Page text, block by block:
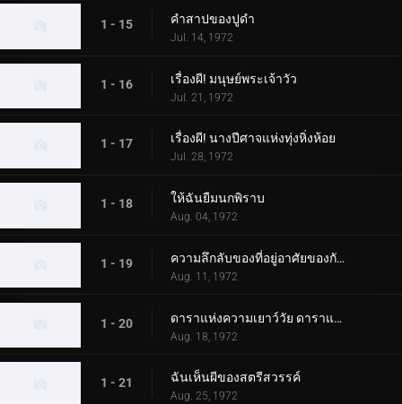
1 - 15 คำสาปของปูดำ
Jul. 14, 1972
1 - 16 เรื่องผี! มนุษย์พระเจ้าวัว
Jul. 21, 1972
1 - 17 เรื่องผี! นางปีศาจแห่งทุ่งหิ่งห้อย
Jul. 28, 1972
1 - 18 ให้ฉันยืมนกพิราบ
Aug. 04, 1972
1 - 19 ความลึกลับของที่อยู่อาศัยของกัปปะ
Aug. 11, 1972
1 - 20 ดาราแห่งความเยาว์วัย ดาราแห่งคู่รัก
Aug. 18, 1972
1 - 21 ฉันเห็นผีของสตรีสวรรค์
Aug. 25, 1972